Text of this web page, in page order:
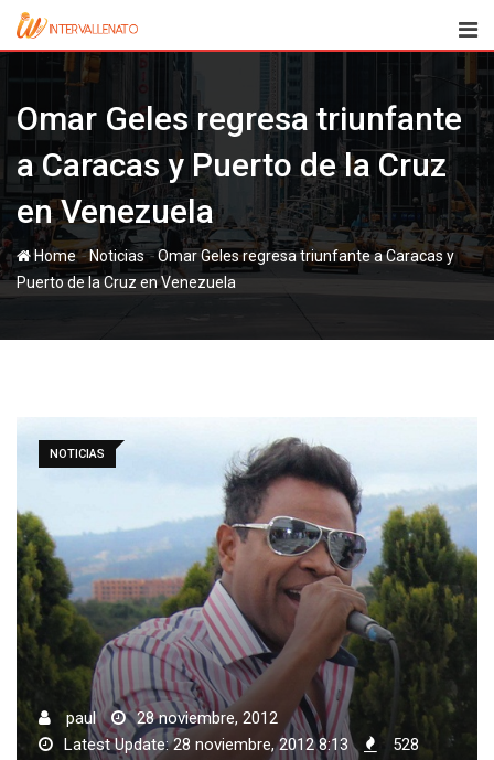
Skip
Omar Geles regresa triunfante
a Caracas y Puerto de la Cruz
en Venezuela
Home-Noticias-Omar Geles regresa triunfante a Caracas y
Puerto de la Cruz en Venezuela
NOTICIAS
paul
28 noviembre, 2012
Latest Update: 28 noviembre, 2012 8:13
528